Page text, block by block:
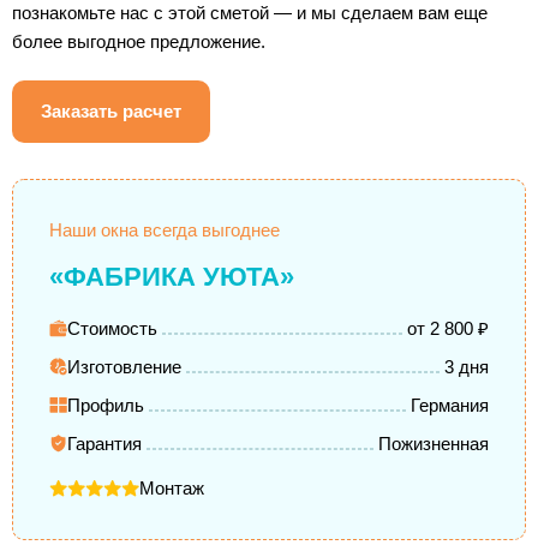
познакомьте нас с этой сметой — и мы сделаем вам еще
более выгодное предложение.
Заказать расчет
Наши окна всегда выгоднее
«ФАБРИКА УЮТА»
Стоимость
от 2 800 ₽
Изготовление
3 дня
Профиль
Германия
Гарантия
Пожизненная
Монтаж